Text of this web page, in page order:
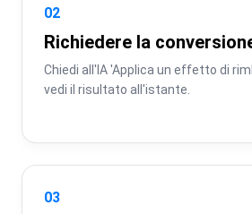
02
Richiedere la
Chiedi all'IA 'Applica un effetto di
vedi il risultato all'istante.
03